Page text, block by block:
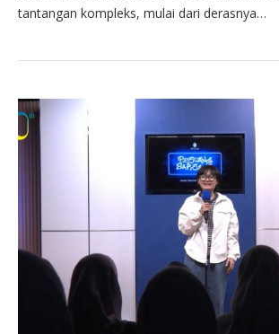
tantangan kompleks, mulai dari derasnya…